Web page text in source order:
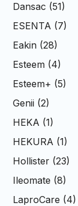
Dansac (51)
ESENTA (7)
Eakin (28)
Esteem (4)
Esteem+ (5)
Genii (2)
HEKA (1)
HEKURA (1)
Hollister (23)
Ileomate (8)
LaproCare (4)